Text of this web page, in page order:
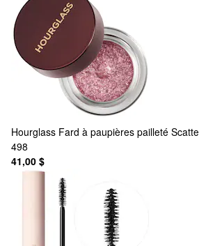
Hourglass Fard à paupières pailleté
498
41,00 $